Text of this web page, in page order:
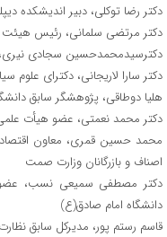
دکتر رضا توکلی، دبیر اندیشکده
دکتر مرتضی سلمانی، رئیس هیئت
دکترسیدمحمدحسین سجادی
دکتر سارا لاریجانی، دکترای علوم
هلیا دوطاقی، پژوهشگر سابق
دکتر محمد نعمتی، عضو هیأت
محمد حسین قمری، معاون
اصناف و بازرگانان وزارت صمت
دکتر مصطفی سمیعی نسب، عضو
دانشگاه امام صادق(ع)
قاسم رستم پور،‌ مدیرکل سابق